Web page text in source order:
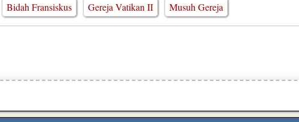
Bidah Fransiskus Gereja Vatikan II Musuh Gereja